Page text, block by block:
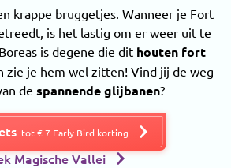
krappe bruggetjes. Wanneer je Fort
is het lastig om er weer uit te
is degene die dit houten fort
zie je hem wel zitten! Vind jij de weg
de spannende glijbanen?
tot € 7 Early Bird korting
Magische Vallei